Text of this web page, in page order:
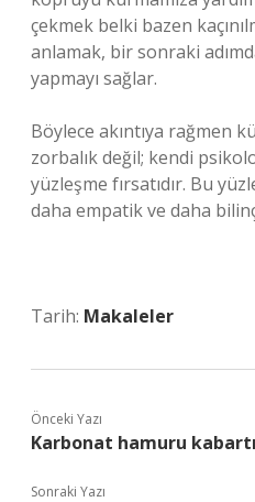
çekmek belki bazen
anlamak, bir sonraki
yapmayı sağlar.
Böylece akıntıya rağmen
zorbalık değil; kendi
yüzleşme fırsatıdır. Bu
daha empatik ve daha
Tarih: Makaleler
Önceki Yazı
Karbonat hamuru
Sonraki Yazı